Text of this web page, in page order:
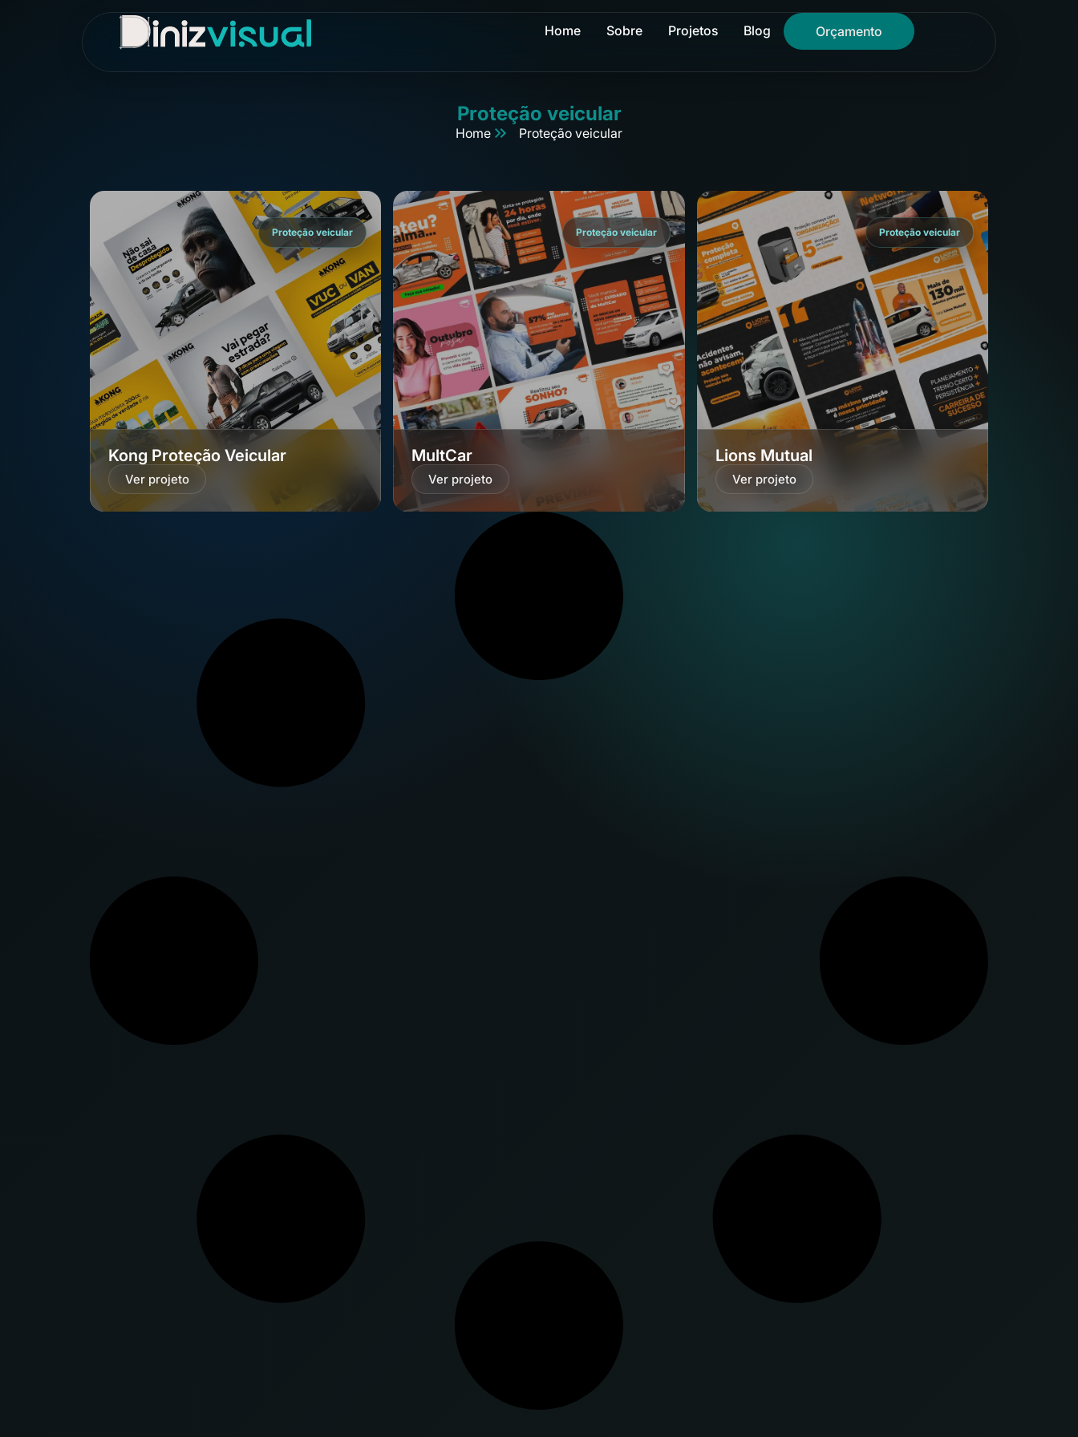
Orçamento
Home Sobre Projetos Blog
Proteção veicular
Home Proteção veicular
Kong Proteção Veicular
Ver projeto
Proteção veicular
MultCar
Ver projeto
Proteção veicular
Lions Mutual
Ver projeto
Proteção veicular